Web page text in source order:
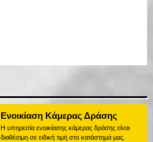
Ενοικίαση Κάμερας Δράσης
Η υπηρεσία ενοικίασης κάμερας δράσης είναι
διαθέσιμη σε ειδική τιμή στο κατάστημά μας.